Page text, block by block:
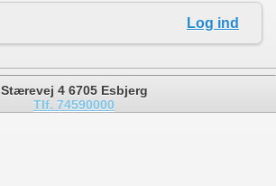
Log ind
Stærevej 4 6705 Esbjerg
Tlf. 74590000